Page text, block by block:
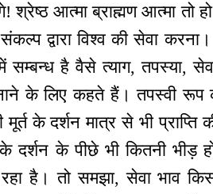
श्रेष्ठ आत्मा ब्राह्मण आत्मा तो
द्वारा विश्व की सेवा
सम्बन्ध है वैसे त्याग, तपस्या,
के लिए कहते हैं। तपस्वी रूप
मूर्त के दर्शन मात्र से भी
के पीछे भी कितनी भीड़
है। तो समझा, सेवा भाव